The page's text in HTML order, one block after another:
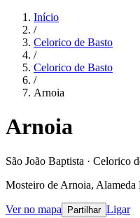
Início
/
Celorico de Basto
/
Celorico de Basto
/
Arnoia
Arnoia
São João Baptista · Celorico
Mosteiro de Arnoia,
Ver no mapa Partilhar Ligar